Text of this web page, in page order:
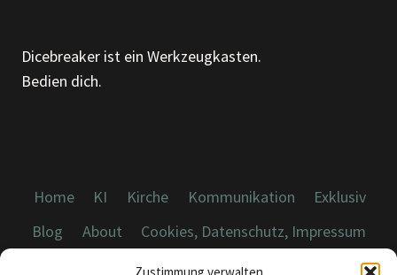
Dicebreaker ist ein Werkzeugkasten.
Bedien dich.
Home KI Kirche Kommunikation
Exklusiv
Blog
About Cookies, Datenschutz, Impressum